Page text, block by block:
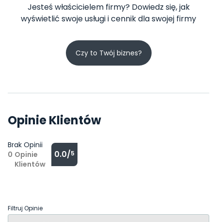
Jesteś właścicielem firmy? Dowiedz się, jak
wyświetlić swoje usługi i cennik dla swojej firmy
Czy to Twój biznes?
Opinie Klientów
Brak Opinii
0 Opinie
Klientów
0.0/5
Filtruj Opinie